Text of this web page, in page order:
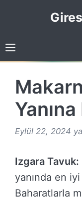
Eylül 22, 2024
Izgara Tavuk:
yanında en
Baharatlarla